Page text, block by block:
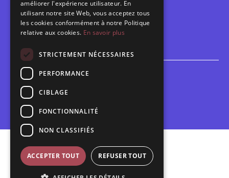
Programme des spectacles
Brèves
Espace scolaire
Politique de confidentialité
améliorer l'expérience utilisateur. En
utilisant notre site Web, vous acceptez tous
les cookies conformément à notre Politique
relative aux cookies. En savoir plus
STRICTEMENT NÉCESSAIRES
PERFORMANCE
CIBLAGE
FONCTIONNALITÉ
NON CLASSIFIÉS
ACCEPTER TOUT REFUSER TOUT